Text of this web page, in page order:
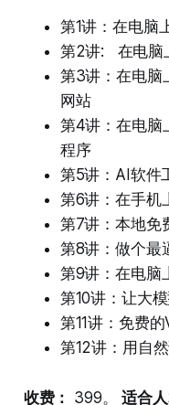
第1讲：在电脑
第2讲: 在电脑
第3讲：在电脑
网站
第4讲：在电脑
程序
第5讲：AI软件
第6讲：在手机
第7讲：本地免
第8讲：做个最
第9讲：在电脑
第10讲：让大
第11讲：免费
第12讲：用自
收费： 399。适合人